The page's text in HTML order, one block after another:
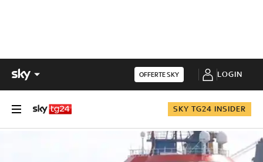
OFFERTE SKY LOGIN
SKY TG24 INSIDER